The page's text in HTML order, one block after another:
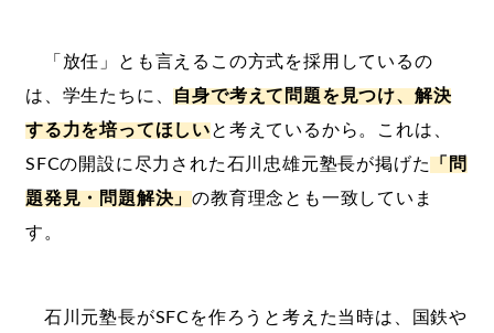
「放任」とも言えるこの方式を採用しているの
は、学生たちに、 自身で考えて問題を見つけ、解決
する力を培ってほしい と考えているから。これは、
SFCの開設に尽力された石川忠雄元塾長が掲げた 「問
題発見・問題解決」の教育理念とも一致していま
す。
石川元塾長がSFCを作ろうと考えた当時は、国鉄や